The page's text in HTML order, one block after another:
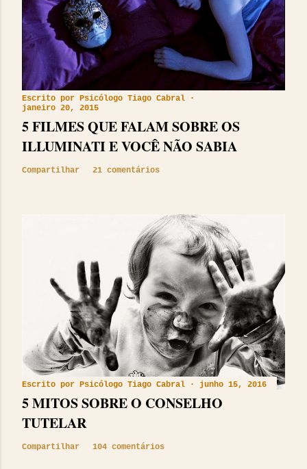
Escrito por Psicólogo Tiago Cabral
janeiro 20, 2015
5 FILMES QUE FALAM SOBRE OS
ILLUMINATI E VOCÊ NÃO SABIA
Compartilhar 21 comentários
Escrito por Psicólogo Tiago Cabral junho 15, 2016
5 MITOS SOBRE O CONSELHO
TUTELAR
Compartilhar 104 comentários